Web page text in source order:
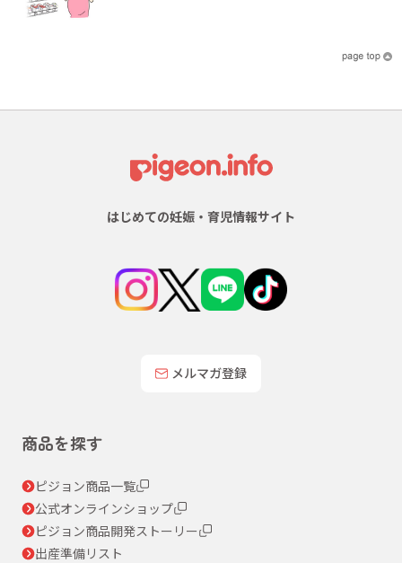
はじめての妊娠・育児情報サイト
メルマガ登録
商品を探す
ピジョン商品一覧
公式オンラインショップ
ピジョン商品開発ストーリー
出産準備リスト